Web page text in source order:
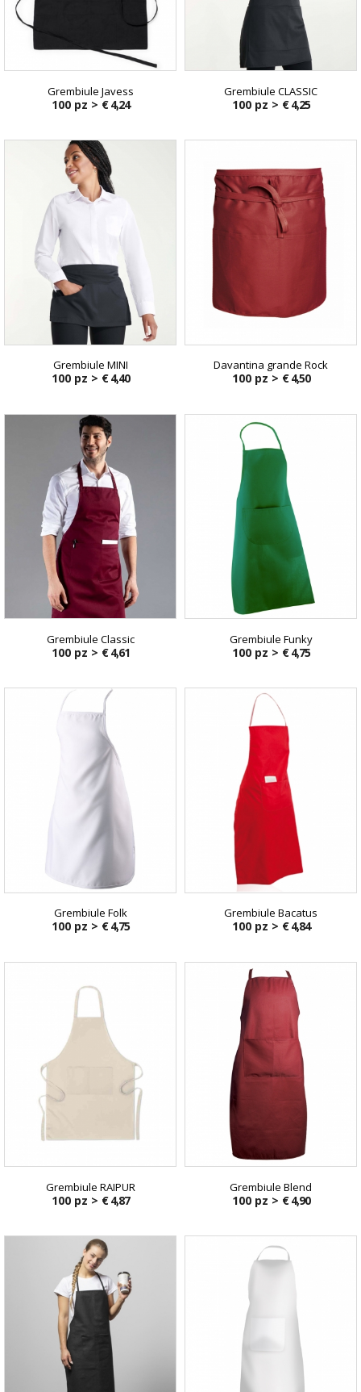
Grembiule Javess
100 pz > € 4,24
Grembiule CLASSIC
100 pz > € 4,25
Grembiule MINI
100 pz > € 4,40
Davantina grande Rock
100 pz > € 4,50
Grembiule Classic
100 pz > € 4,61
Grembiule Funky
100 pz > € 4,75
Grembiule Folk
100 pz > € 4,75
Grembiule Bacatus
100 pz > € 4,84
Grembiule RAIPUR
100 pz > € 4,87
Grembiule Blend
100 pz > € 4,90